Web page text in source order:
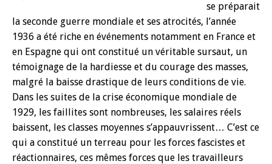
se préparait
la seconde guerre mondiale et ses atrocités, l’année
1936 a été riche en événements notamment en France et
en Espagne qui ont constitué un véritable sursaut, un
témoignage de la hardiesse et du courage des masses,
malgré la baisse drastique de leurs conditions de vie.
Dans les suites de la crise économique mondiale de
1929, les faillites sont nombreuses, les salaires réels
baissent, les classes moyennes s’appauvrissent… C’est ce
qui a constitué un terreau pour les forces fascistes et
réactionnaires, ces mêmes forces que les travailleurs